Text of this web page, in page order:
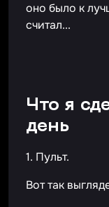
оно было к
считал...
Что я
день
1. Пульт.
Вот так